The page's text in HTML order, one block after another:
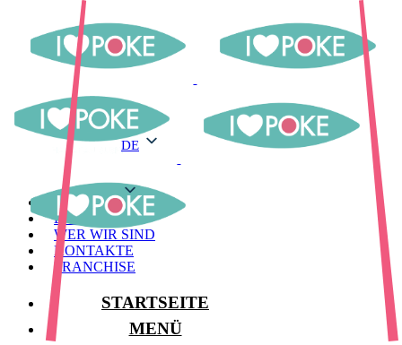
DE
MENÜ
LAGER
WER WIR SIND
KONTAKTE
FRANCHISE
STARTSEITE
MENÜ